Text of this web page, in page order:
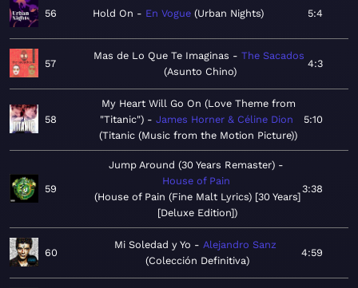
56 Hold On En Vogue Urban Nights 5:4
57
Mas de Lo Que Te Imaginas
The Sacados
Asunto Chino
4:3
58
My Heart Will Go On (Love Theme from
"Titanic")
James Horner & Céline Dion
Titanic (Music from the Motion Picture)
5:10
59
Jump Around (30 Years Remaster)
House of Pain
House of Pain (Fine Malt Lyrics) [30 Years]
[Deluxe Edition]
3:38
60
Mi Soledad y Yo
Alejandro Sanz
Colección Definitiva
4:59